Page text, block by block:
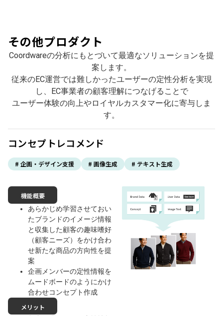
その他プロダクト
Coordwareの分析にもとづいて最適なソリューションを提
案します。
従来のEC運営では難しかったユーザーの定性分析を実現
し、EC事業者の顧客理解につなげることで
ユーザー体験の向上やロイヤルカスタマー化に寄与しま
す。
コンセプトレコメンド
# 企画・デザイン支援 # 画像生成 # テキスト生成
機能概要
あらかじめ学習させておい
たブランドのイメージ情報
と収集した顧客の趣味嗜好
（顧客ニーズ）をかけ合わ
せ新たな商品の方向性を提
案
企画メンバーの定性情報を
ムードボードのようにかけ
合わせコンセプト作成
メリット